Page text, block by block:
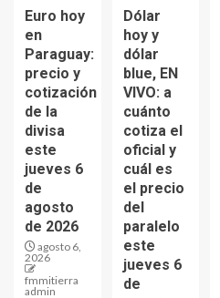
Euro hoy
en
Paraguay:
precio y
cotización
de la
divisa
este
jueves 6
de
agosto
de 2026
agosto 6,
2026
fmmitierra
admin
Dólar
hoy y
dólar
blue, EN
VIVO: a
cuánto
cotiza el
oficial y
cuál es
el precio
del
paralelo
este
jueves 6
de